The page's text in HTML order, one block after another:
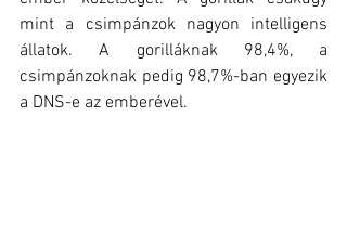
mint a csimpánzok nagyon intelligens
állatok. A gorilláknak 98,4%, a
csimpánzoknak pedig 98,7%-ban egyezik
a DNS-e az emberével.